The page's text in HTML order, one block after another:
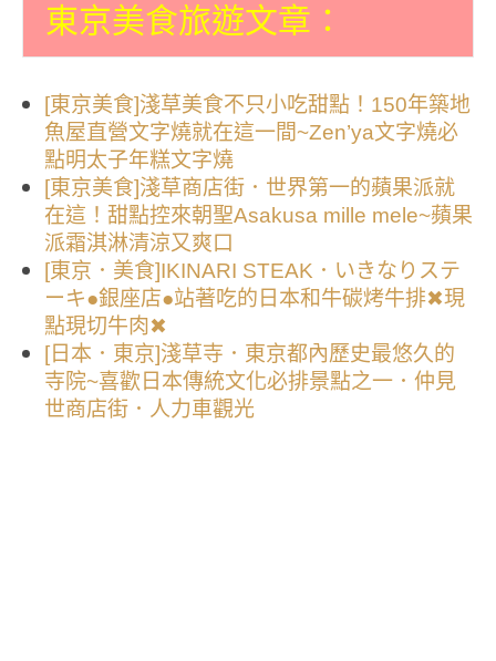
東京美食旅遊文章：
[東京美食]淺草美食不只小吃甜點！150年築地
魚屋直營文字燒就在這一間~Zen’ya文字燒必
點明太子年糕文字燒
[東京美食]淺草商店街．世界第一的蘋果派就
在這！甜點控來朝聖Asakusa mille mele~蘋果
派霜淇淋清涼又爽口
[東京．美食]IKINARI STEAK．いきなりステ
ーキ●銀座店●站著吃的日本和牛碳烤牛排✖現
點現切牛肉✖
[日本．東京]淺草寺．東京都內歷史最悠久的
寺院~喜歡日本傳統文化必排景點之一．仲見
世商店街．人力車觀光